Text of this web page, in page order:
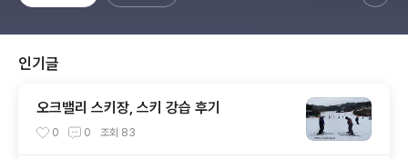
인기글
오크밸리 스키장, 스키 강습 후기
0 0 조회 83